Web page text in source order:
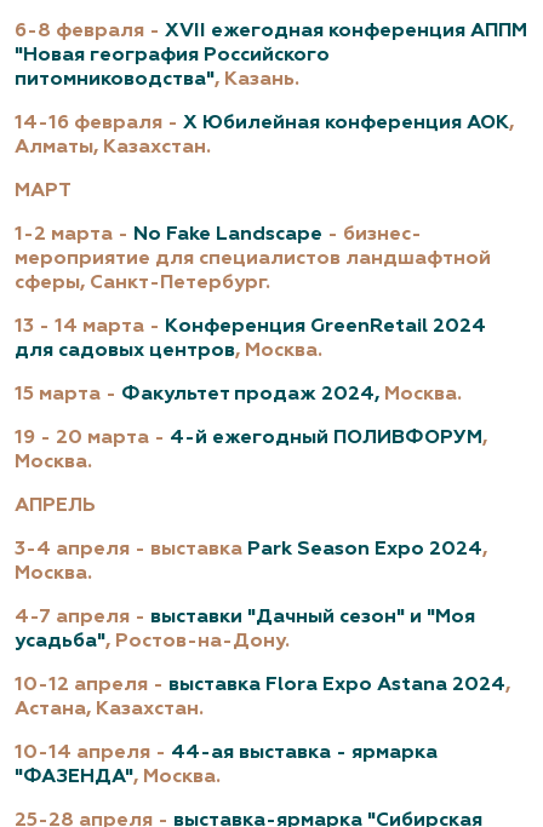
6-8 февраля - XVII ежегодная конференция АППМ
"Новая география Российского
питомниководства", Казань.
14-16 февраля - X Юбилейная конференция АОК,
Алматы, Казахстан.
МАРТ
1-2 марта - No Fake Landscape - бизнес-
мероприятие для специалистов ландшафтной
сферы, Санкт-Петербург.
13 - 14 марта - Конференция GreenRetail 2024
для садовых центров, Москва.
15 марта - Факультет продаж 2024, Москва.
19 - 20 марта - 4-й ежегодный ПОЛИВФОРУМ,
Москва.
АПРЕЛЬ
3-4 апреля - выставка Park Season Expo 2024,
Москва.
4-7 апреля - выставки "Дачный сезон" и "Моя
усадьба", Ростов-на-Дону.
10-12 апреля - выставка Flora Expo Astana 2024,
Астана, Казахстан.
10-14 апреля - 44-ая выставка - ярмарка
"ФАЗЕНДА", Москва.
25-28 апреля - выставка-ярмарка "Сибирская